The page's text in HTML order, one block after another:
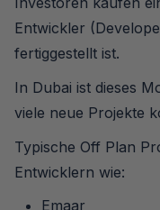
Entwickler
fertiggestellt ist.
In Dubai ist dieses
viele neue Projekte
Typische Off Plan
Entwicklern wie:
Emaar